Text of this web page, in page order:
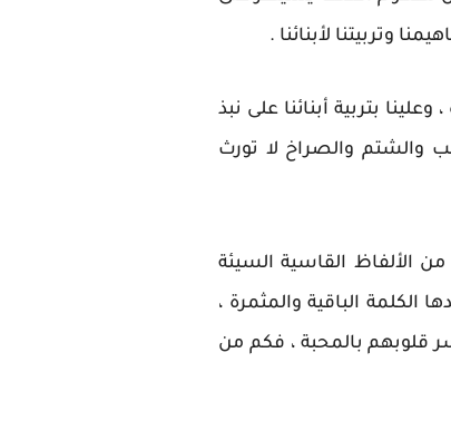
وتربيتنا لأبنائنا .
بتربية أبنائنا على نبذ
والشتم والصراخ لا تورث
الألفاظ القاسية السيئة
الكلمة الباقية والمثمرة ،
قلوبهم بالمحبة ، فكم من